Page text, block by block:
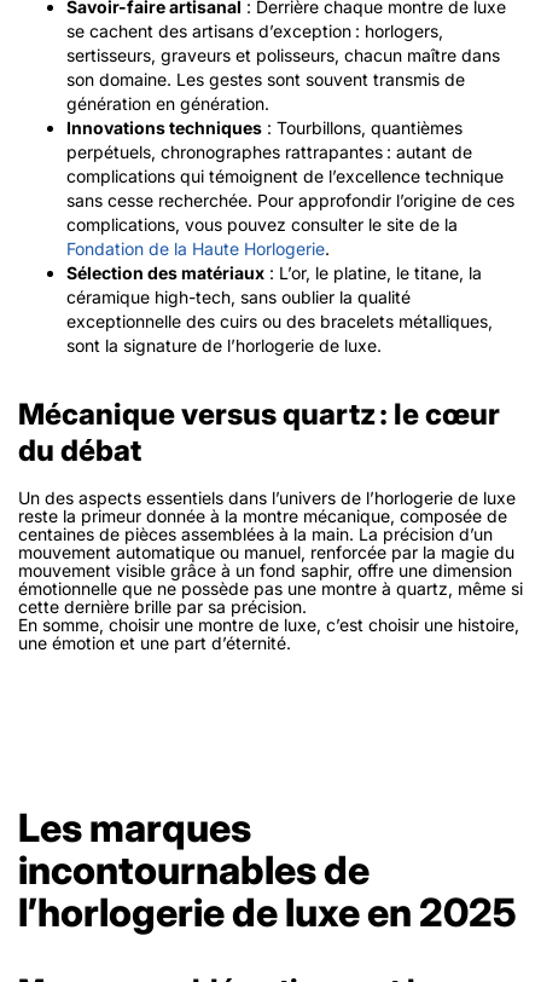
Savoir-faire artisanal : Derrière chaque montre de luxe
se cachent des artisans d’exception : horlogers,
sertisseurs, graveurs et polisseurs, chacun maître dans
son domaine. Les gestes sont souvent transmis de
génération en génération.
Innovations techniques : Tourbillons, quantièmes
perpétuels, chronographes rattrapantes : autant de
complications qui témoignent de l’excellence technique
sans cesse recherchée. Pour approfondir l’origine de ces
complications, vous pouvez consulter le site de la
Fondation de la Haute Horlogerie.
Sélection des matériaux : L’or, le platine, le titane, la
céramique high-tech, sans oublier la qualité
exceptionnelle des cuirs ou des bracelets métalliques,
sont la signature de l’horlogerie de luxe.
Mécanique versus quartz : le cœur
du débat
Un des aspects essentiels dans l’univers de l’horlogerie de luxe
reste la primeur donnée à la montre mécanique, composée de
centaines de pièces assemblées à la main. La précision d’un
mouvement automatique ou manuel, renforcée par la magie du
mouvement visible grâce à un fond saphir, offre une dimension
émotionnelle que ne possède pas une montre à quartz, même si
cette dernière brille par sa précision.
En somme, choisir une montre de luxe, c’est choisir une histoire,
une émotion et une part d’éternité.
Les marques
incontournables de
l’horlogerie de luxe en 2025